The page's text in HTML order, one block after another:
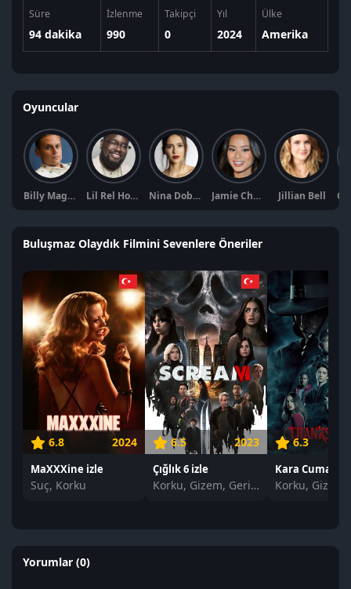
Süre
94 dakika
İzlenme
990
Takipçi
0
Yıl
2024
Ülke
Amerika
Oyuncular
Billy Magnussen Lil Rel Howery Nina Dobrev Jamie Chung Jillian Bell
Buluşmaz Olaydık Filmini Sevenlere Öneriler
6.8 2024
MaXXXine izle
Suç, Korku
6.5 2023
Çığlık 6 izle
Korku, Gizem, Gerilim
6.3
Kara Cuma izle
Yorumlar (0)